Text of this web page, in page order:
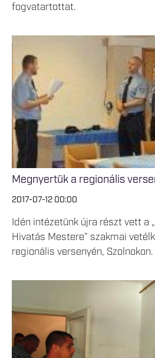
fogvatartottat.
Megnyertük a regionális
2017-07-12 00:00
Idén intézetünk újra részt vett a
Hivatás Mestere” szakmai
regionális versenyén, Szolnokon.